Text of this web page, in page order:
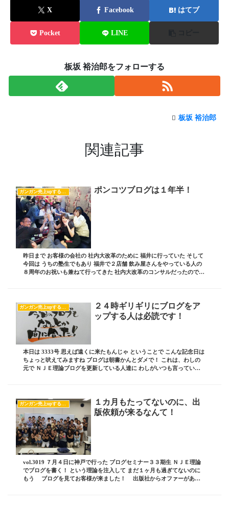
X Facebook はてブ
Pocket LINE
板坂 裕治郎をフォローする
板坂 裕治郎
関連記事
ガンガン売上upするブログの書き方 ポンコツブログは１年半！
昨日まで お客様の会社の 社内大改革のために 福井に行っていた そして
今回は うちの塾生でもあり 福井で２店舗 飲み屋さんをやっている人の
８周年のお祝いも兼ねて行ってきた 社内大改革のコンサルだったので
ガンガン売上upするブログの書き方
２４時ギリギリにブログをア
ップする人は必読です！
本日は 3333号 思えば遠くに来たもんじゃ ということで こんな記念日は
ちょっと吠えてみますね ブログは朝書かんとダメで！ これは、わしの
元で ＮＪＥ理論ブログを更新している人達に わしがいつも言っている
ガンガン売上upするブログの書き方
１カ月もたってないのに、出
版依頼が来るなんて！
vol.3019 ７月４日に神戸で行った ブログセミナー３３期生 ＮＪＥ理論
でブログを書く！ という理論を注入して まだ１ヶ月も過ぎてないのに
もう ブログを見てお客様が来ました！ 出版社からオファーがあり